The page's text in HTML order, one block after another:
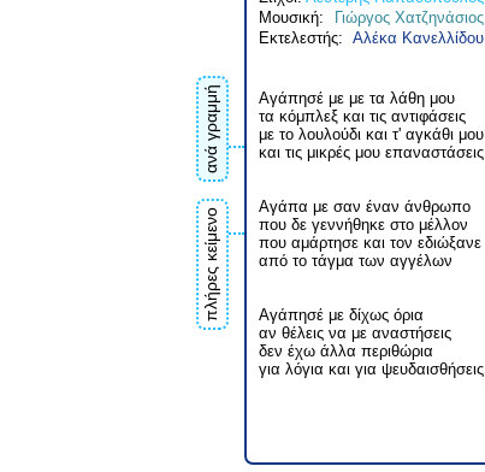
ανά γραμμή
πλήρες κείμενο
Μουσική:
Γιώργος Χατζηνάσιος
Εκτελεστής: Αλέκα Κανελλίδου
Αγάπησέ με με τα λάθη μου
τα κόμπλεξ και τις αντιφάσεις
με το λουλούδι και τ' αγκάθι μου
και τις μικρές μου επαναστάσεις
Αγάπα με σαν έναν άνθρωπο
που δε γεννήθηκε στο μέλλον
που αμάρτησε και τον εδιώξανε
από το τάγμα των αγγέλων
Αγάπησέ με δίχως όρια
αν θέλεις να με αναστήσεις
δεν έχω άλλα περιθώρια
για λόγια και για ψευδαισθήσεις